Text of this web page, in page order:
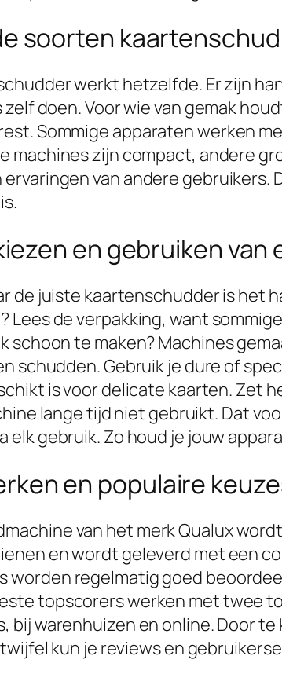
soorten
werkt hetzelfde. Er zijn
zelf doen. Voor wie van gemak
Sommige apparaten werken
machines zijn compact, andere
van andere
en gebruiken
de juiste kaartenschudder is het
Lees de verpakking, want
schoon te maken? Machines
schudden. Gebruik je dure of
is voor delicate kaarten. Zet
lange tijd niet gebruikt. Dat
elk gebruik. Zo houd je jouw
en populaire
van het merk Qualux
en wordt geleverd met een
worden regelmatig goed
topscorers werken met twee
bij warenhuizen en online. Door
kun je reviews en